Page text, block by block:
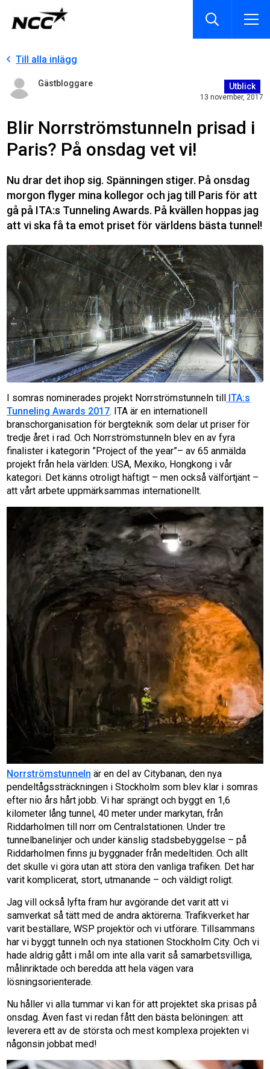
Till alla inlägg
Gästbloggare Utblick
13 november, 2017
Blir Norrströmstunneln prisad i
Paris? På onsdag vet vi!
Nu drar det ihop sig. Spänningen stiger. På onsdag
morgon flyger mina kollegor och jag till Paris för att
gå på ITA:s Tunneling Awards. På kvällen hoppas jag
att vi ska få ta emot priset för världens bästa tunnel!
I somras nominerades projekt Norrströmstunneln till ITA:s
Tunneling Awards 2017. ITA är en internationell
branschorganisation för bergteknik som delar ut priser för
tredje året i rad. Och Norrströmstunneln blev en av fyra
finalister i kategorin ”Project of the year”– av 65 anmälda
projekt från hela världen: USA, Mexiko, Hongkong i vår
kategori. Det känns otroligt häftigt – men också välförtjänt –
att vårt arbete uppmärksammas internationellt.
Norrströmstunneln är en del av Citybanan, den nya
pendeltågssträckningen i Stockholm som blev klar i somras
efter nio års hårt jobb. Vi har sprängt och byggt en 1,6
kilometer lång tunnel, 40 meter under markytan, från
Riddarholmen till norr om Centralstationen. Under tre
tunnelbanelinjer och under känslig stadsbebyggelse – på
Riddarholmen finns ju byggnader från medeltiden. Och allt
det skulle vi göra utan att störa den vanliga trafiken. Det har
varit komplicerat, stort, utmanande – och väldigt roligt.
Jag vill också lyfta fram hur avgörande det varit att vi
samverkat så tätt med de andra aktörerna. Trafikverket har
varit beställare, WSP projektör och vi utförare. Tillsammans
har vi byggt tunneln och nya stationen Stockholm City. Och vi
hade aldrig gått i mål om inte alla varit så samarbetsvilliga,
målinriktade och beredda att hela vägen vara
lösningsorienterade.
Nu håller vi alla tummar vi kan för att projektet ska prisas på
onsdag. Även fast vi redan fått den bästa belöningen: att
leverera ett av de största och mest komplexa projekten vi
någonsin jobbat med!